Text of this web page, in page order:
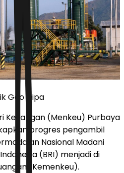
Geo Dipa
Keuangan (Menkeu) Purbaya
progres pengambil
Nasional Madani
(BRI) menjadi di
(Kemenkeu).